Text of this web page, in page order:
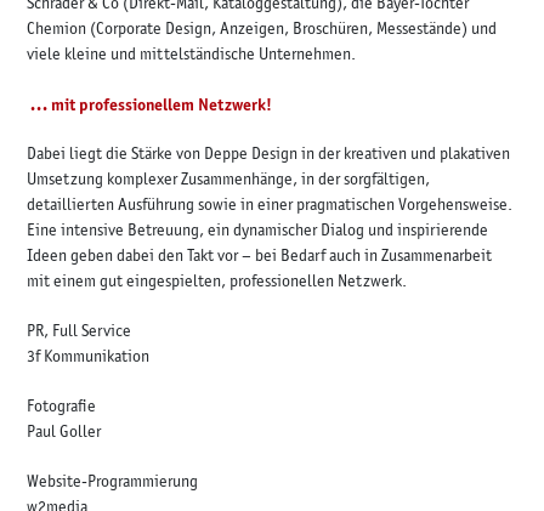
Chemion (Corporate Design, Anzeigen, Broschüren, Messestände) und
viele kleine und mittelständische Unternehmen.
... mit professionellem Netzwerk!
Dabei liegt die Stärke von Deppe Design in der kreativen und plakativen
Umsetzung komplexer Zusammenhänge, in der sorgfältigen,
detaillierten Ausführung sowie in einer pragmatischen Vorgehensweise.
Eine intensive Betreuung, ein dynamischer Dialog und inspirierende
Ideen geben dabei den Takt vor – bei Bedarf auch in Zusammenarbeit
mit einem gut eingespielten, professionellen Netzwerk.
PR, Full Service
3f Kommunikation
Fotografie
Paul Goller
Website-Programmierung
w2media